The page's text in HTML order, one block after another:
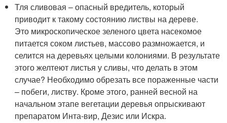
Тля сливовая – опасный вредитель, который
приводит к такому состоянию листвы на дереве.
Это микроскопическое зеленого цвета насекомое
питается соком листьев, массово размножается, и
селится на деревьях целыми колониями. В результате
этого желтеют листья у сливы, что делать в этом
случае? Необходимо обрезать все пораженные части
– побеги, листву. Кроме этого, ранней весной на
начальном этапе вегетации деревья опрыскивают
препаратом Инта-вир, Дезис или Искра.